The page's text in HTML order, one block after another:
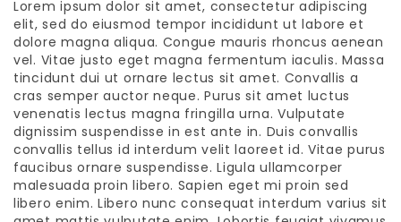
Lorem ipsum dolor sit amet, consectetur adipiscing
elit, sed do eiusmod tempor incididunt ut labore et
dolore magna aliqua. Congue mauris rhoncus aenean
vel. Vitae justo eget magna fermentum iaculis. Massa
tincidunt dui ut ornare lectus sit amet. Convallis a
cras semper auctor neque. Purus sit amet luctus
venenatis lectus magna fringilla urna. Vulputate
dignissim suspendisse in est ante in. Duis convallis
convallis tellus id interdum velit laoreet id. Vitae purus
faucibus ornare suspendisse. Ligula ullamcorper
malesuada proin libero. Sapien eget mi proin sed
libero enim. Libero nunc consequat interdum varius sit